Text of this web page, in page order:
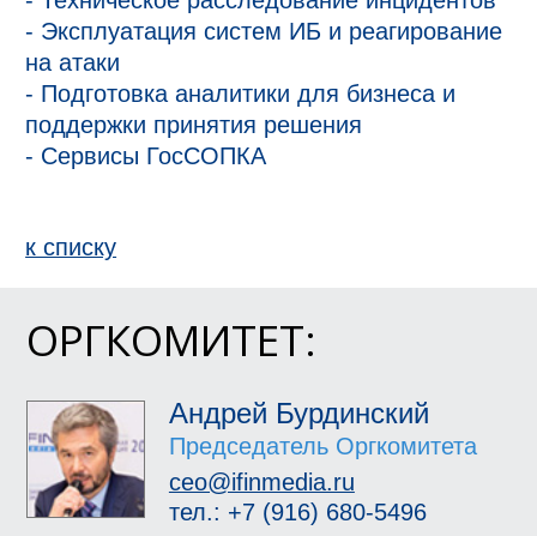
ОРГКОМИТЕТ:
Андрей Бурдинский
Председатель Оргкомитета
ceo@ifinmedia.ru
тел.: +7 (916) 680-5496
- Эксплуатация систем ИБ и реагирование
на атаки
- Подготовка аналитики для бизнеса и
поддержки принятия решения
- Сервисы ГосСОПКА
к спиcку